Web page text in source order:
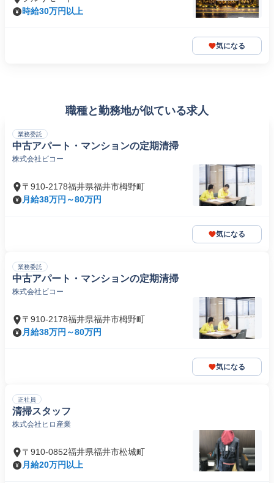
時給30万円以上
気になる
職種と勤務地が似ている求人
業務委託
中古アパート・マンションの定期清掃
株式会社ビコー
〒910-2178福井県福井市栂野町
月給38万円～80万円
気になる
業務委託
中古アパート・マンションの定期清掃
株式会社ビコー
〒910-2178福井県福井市栂野町
月給38万円～80万円
気になる
正社員
清掃スタッフ
株式会社ヒロ産業
〒910-0852福井県福井市松城町
月給20万円以上